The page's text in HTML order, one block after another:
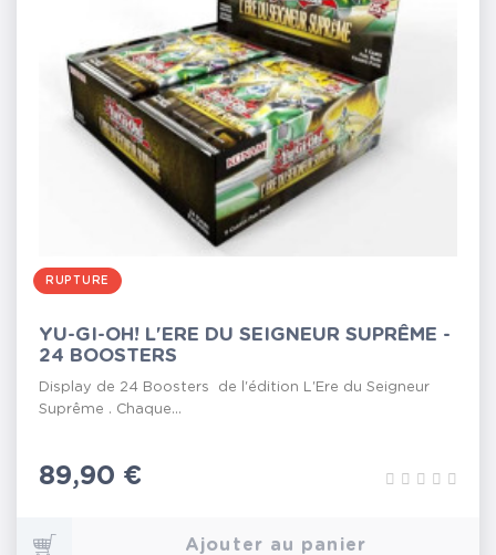
RUPTURE
YU-GI-OH! L'ERE DU SEIGNEUR SUPRÊME -
24 BOOSTERS
Display de 24 Boosters de l'édition L'Ere du Seigneur
Suprême . Chaque...
Prix
89,90 €
Ajouter au panier